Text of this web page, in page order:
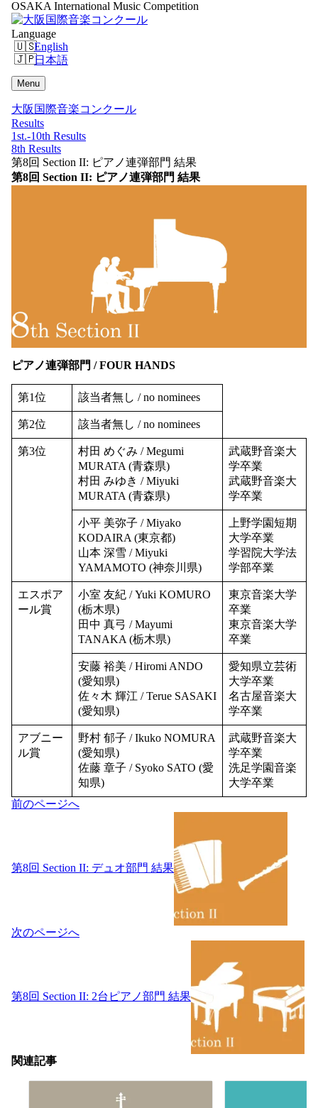
OSAKA International Music Competition
Language
English
日本語
Menu
大阪国際音楽コンクール
Results
1st.-10th Results
8th Results
第8回 Section II: ピアノ連弾部門 結果
第8回 Section II: ピアノ連弾部門 結果
ピアノ連弾部門 / FOUR HANDS
第1位 該当者無し / no nominees
第2位 該当者無し / no nominees
第3位
村田 めぐみ / Megumi
MURATA (青森県)
村田 みゆき / Miyuki
MURATA (青森県)
武蔵野音楽大
学卒業
武蔵野音楽大
学卒業
小平 美弥子 / Miyako
KODAIRA (東京都)
山本 深雪 / Miyuki
YAMAMOTO (神奈川県)
上野学園短期
大学卒業
学習院大学法
学部卒業
エスポア
ール賞
小室 友紀 / Yuki KOMURO
(栃木県)
田中 真弓 / Mayumi
TANAKA (栃木県)
東京音楽大学
卒業
東京音楽大学
卒業
安藤 裕美 / Hiromi ANDO
(愛知県)
佐々木 輝江 / Terue SASAKI
(愛知県)
愛知県立芸術
大学卒業
名古屋音楽大
学卒業
アブニー
ル賞
野村 郁子 / Ikuko NOMURA
(愛知県)
佐藤 章子 / Syoko SATO (愛
知県)
武蔵野音楽大
学卒業
洗足学園音楽
大学卒業
投
ゲ
前のページへ
第8回 Section II: デュオ部門 結果
次のページへ
第8回 Section II: 2台ピアノ部門 結果
関連記事